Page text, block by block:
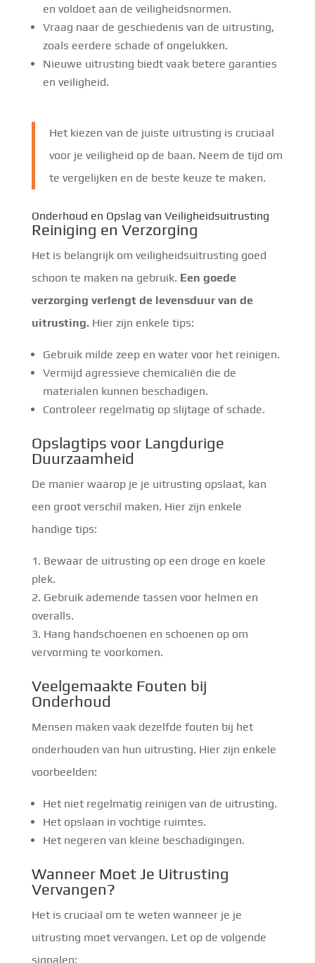
en voldoet aan de veiligheidsnormen.
Vraag naar de geschiedenis van de uitrusting,
zoals eerdere schade of ongelukken.
Nieuwe uitrusting biedt vaak betere garanties
en veiligheid.
Het kiezen van de juiste uitrusting is cruciaal
voor je veiligheid op de baan. Neem de tijd om
te vergelijken en de beste keuze te maken.
Onderhoud en Opslag van Veiligheidsuitrusting
Reiniging en Verzorging
Het is belangrijk om veiligheidsuitrusting goed
schoon te maken na gebruik. Een goede
verzorging verlengt de levensduur van de
uitrusting.Hier zijn enkele tips:
Gebruik milde zeep en water voor het reinigen.
Vermijd agressieve chemicaliën die de
materialen kunnen beschadigen.
Controleer regelmatig op slijtage of schade.
Opslagtips voor Langdurige
Duurzaamheid
De manier waarop je je uitrusting opslaat, kan
een groot verschil maken. Hier zijn enkele
handige tips:
Bewaar de uitrusting op een droge en koele
plek.
Gebruik ademende tassen voor helmen en
overalls.
Hang handschoenen en schoenen op om
vervorming te voorkomen.
Veelgemaakte Fouten bij
Onderhoud
Mensen maken vaak dezelfde fouten bij het
onderhouden van hun uitrusting. Hier zijn enkele
voorbeelden:
Het niet regelmatig reinigen van de uitrusting.
Het opslaan in vochtige ruimtes.
Het negeren van kleine beschadigingen.
Wanneer Moet Je Uitrusting
Vervangen?
Het is cruciaal om te weten wanneer je je
uitrusting moet vervangen. Let op de volgende
signalen: